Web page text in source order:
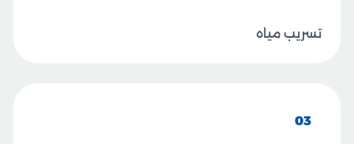
تسريب مياه
03